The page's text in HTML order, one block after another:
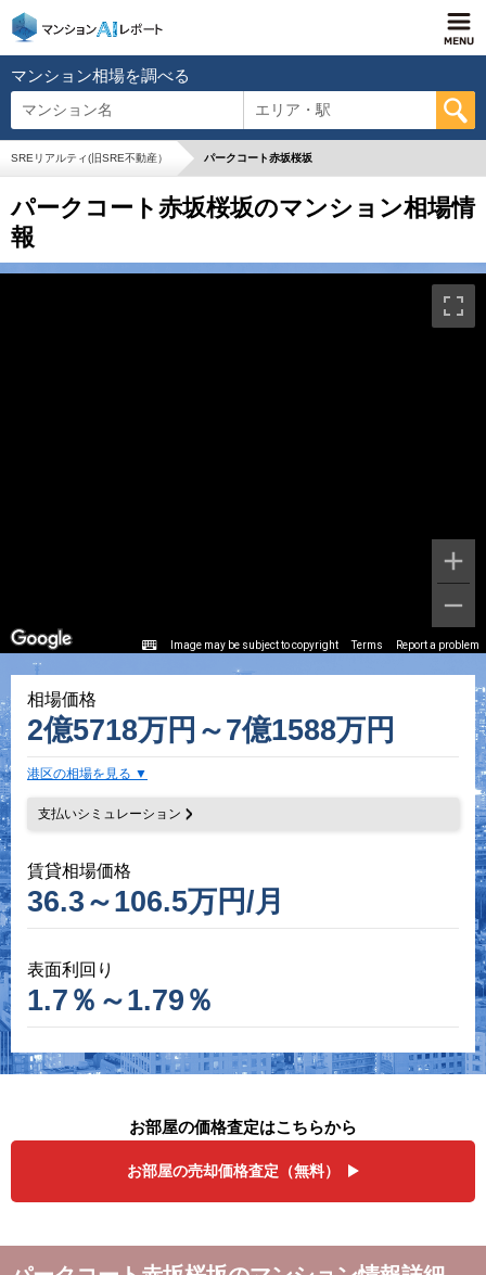
マンション相場を調べる
マンション名 エリア・駅
SREリアルティ(旧SRE不動産） パークコート赤坂桜坂
パークコート赤坂桜坂のマンション相場情
報
相場価格
2億5718万円～7億1588万円
港区の相場を見る
支払いシミュレーション
賃貸相場価格
36.3～106.5万円/月
表面利回り
1.7％～1.79％
Image may be subject to copyright Terms Report a problem
お部屋の価格査定はこちらから
お部屋の売却価格査定（無料）